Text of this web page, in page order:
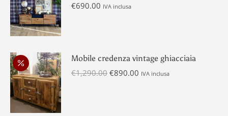
€690.00 IVA inclusa
Mobile credenza vintage ghiacciaia
€1,290.00 Il
€890.00 IlIVA inclusa